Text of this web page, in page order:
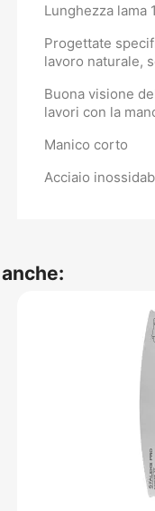
Lunghezza lama
Progettate
lavoro naturale,
Buona visione
lavori con la
Manico corto
Acciaio